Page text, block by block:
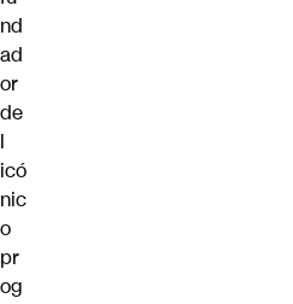
nd
ad
or
de
l
icó
nic
o
pr
og